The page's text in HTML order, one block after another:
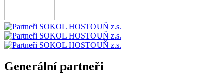
Generální partneři